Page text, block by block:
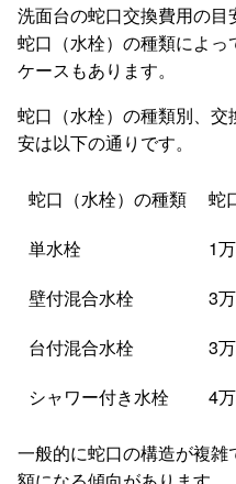
洗面台の蛇口交換費用の目
蛇口（水栓）の種類によ
ケースもあります。
蛇口（水栓）の種類別、交
安は以下の通りです。
蛇口（水栓）の種類
蛇
単水栓
1
壁付混合水栓
3
台付混合水栓
3
シャワー付き水栓
4
一般的に蛇口の構造が複